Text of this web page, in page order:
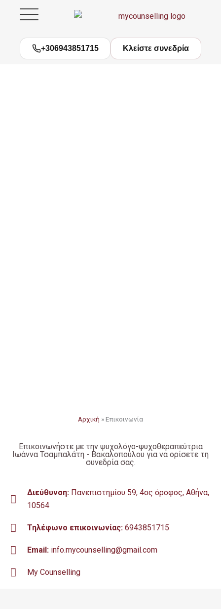
+306943851715 Κλείστε συνεδρία
Επικοινωνία
Αρχική »Επικοινωνία
Επικοινωνήστε με την ψυχολόγο-ψυχοθεραπεύτρια
Ιωάννα Τσαμπαλάτη - Βακαλοπούλου για να ορίσετε τη
συνεδρία σας.
Διεύθυνση:Πανεπιστημίου 59, 4ος όροφος, Αθήνα,
10564
Τηλέφωνο επικοινωνίας:6943851715
Email:info.mycounselling@gmail.com
My Counselling